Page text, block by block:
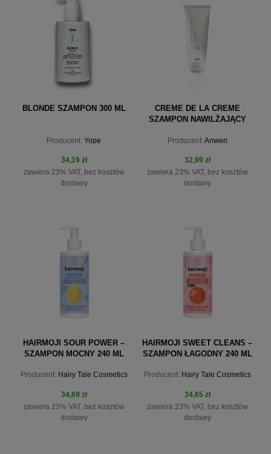
powiadom o dostępności do koszyka
BLONDE SZAMPON 300 ML
Producent: Yope
34,19 zł
zawiera 23% VAT, bez kosztów
dostawy
CREME DE LA CREME
SZAMPON NAWILŻAJĄCY
Producent: Anwen
32,99 zł
zawiera 23% VAT, bez kosztów
dostawy
HAIRMOJI SOUR POWER –
SZAMPON MOCNY 240 ML
Producent: Hairy Tale Cosmetics
34,69 zł
zawiera 23% VAT, bez kosztów
dostawy
HAIRMOJI SWEET CLEANS –
SZAMPON ŁAGODNY 240 ML
Producent: Hairy Tale Cosmetics
34,65 zł
zawiera 23% VAT, bez kosztów
dostawy